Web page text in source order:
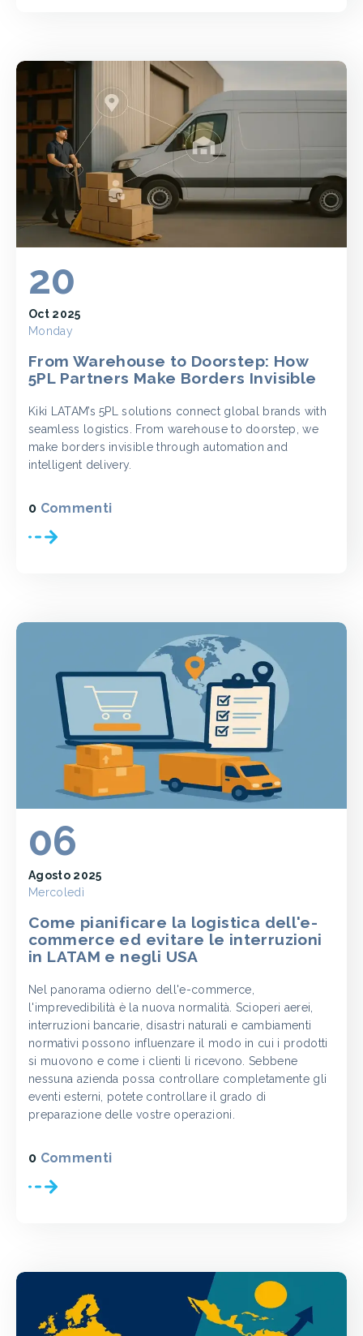
20
Oct 2025
Monday
From Warehouse to Doorstep: How
5PL Partners Make Borders Invisible
Kiki LATAM’s 5PL solutions connect global brands with
seamless logistics. From warehouse to doorstep, we
make borders invisible through automation and
intelligent delivery.
0 Commenti
06
Agosto 2025
Mercoledì
Come pianificare la logistica dell'e-
commerce ed evitare le interruzioni
in LATAM e negli USA
Nel panorama odierno dell'e-commerce,
l'imprevedibilità è la nuova normalità. Scioperi aerei,
interruzioni bancarie, disastri naturali e cambiamenti
normativi possono influenzare il modo in cui i prodotti
si muovono e come i clienti li ricevono. Sebbene
nessuna azienda possa controllare completamente gli
eventi esterni, potete controllare il grado di
preparazione delle vostre operazioni.
0 Commenti